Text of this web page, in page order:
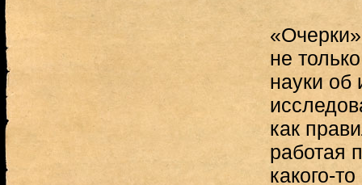
не
науки
как
работая
какого-